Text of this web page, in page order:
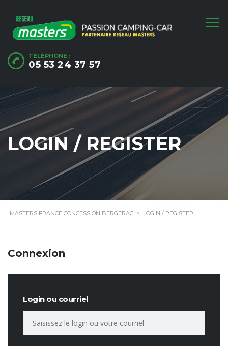
TÉLÉPHONE :
05 53 24 37 57
LOGIN / REGISTER
MASTERS FRANCE CONCESSION BERGERAC > LOGIN / REGISTER
Connexion
Login ou courriel